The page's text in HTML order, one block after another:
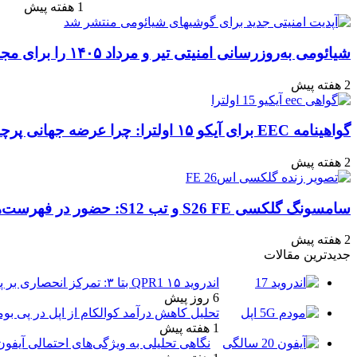
1 هفته پیش
شیائومی به‌روزرسانی امنیتی تیر و مرداد ۱۴۰۵ را برای مجموعه‌ای از دستگاه‌ها منتشر کرد: تعهد به امنیت سایبری
2 هفته پیش
گواهینامه EEC برای آیکو ۱۵ اولترا: چرا عرضه جهانی پرچمدار جدید قطعی به نظر می‌رسد؟
2 هفته پیش
سامسونگ گلکسی S26 FE و تب S12: حضور در فهرست‌های آنلاین گوگل و پیش‌بینی عرضه در پاییز ۱۴۰۵
2 هفته پیش
جدیدترین مقالات
اندروید ۱۵ QPR1 بتا ۳: تمرکز انحصاری بر پایداری و رفع اشکالات
6 روز پیش
تحلیل کاهش درآمد کوالکام از اپل در پی
1 هفته پیش
نگاهی تحلیلی به ویژگی‌های احتمالی